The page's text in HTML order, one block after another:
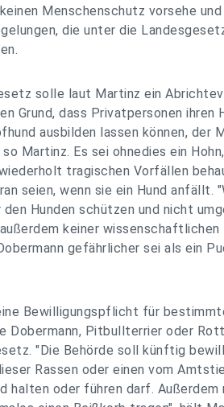
Menschenschutz vorsehe
die unter die
solle laut Martinz ein
Grund, dass Privatpersonen ihren
ausbilden lassen können, der
Martinz. Es sei ohnedies ein Hohn,
tragischen Vorfällen
seien, wenn sie ein Hund anfällt.
den Hunden schützen und nicht
keiner wissenschaftlichen
gefährlicher sei als ein
Bewilligungspflicht für
Dobermann, Pitbullterrier oder
"Die Behörde soll künftig
Rassen oder einen vom
halten oder führen darf. Außerdem